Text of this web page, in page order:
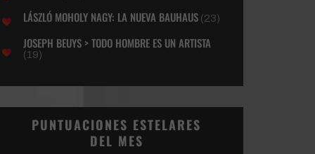
LÁSZLÓ MOHOLY NAGY: LA NUEVA BAUHAUS (23)
JOSEPH BEUYS > TODO HOMBRE ES UN ARTISTA
(19)
PUNTUACIONES ESTELARES
DEL MES